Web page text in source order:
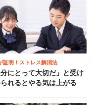
証明！ストレス解消法
分にとって大切だ」と受け
れるとやる気は上がる